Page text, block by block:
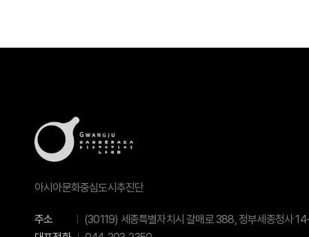
아시아문화중심도시추진단
주소
(30119) 세종특별자치시 갈매로 388, 정부세종청사